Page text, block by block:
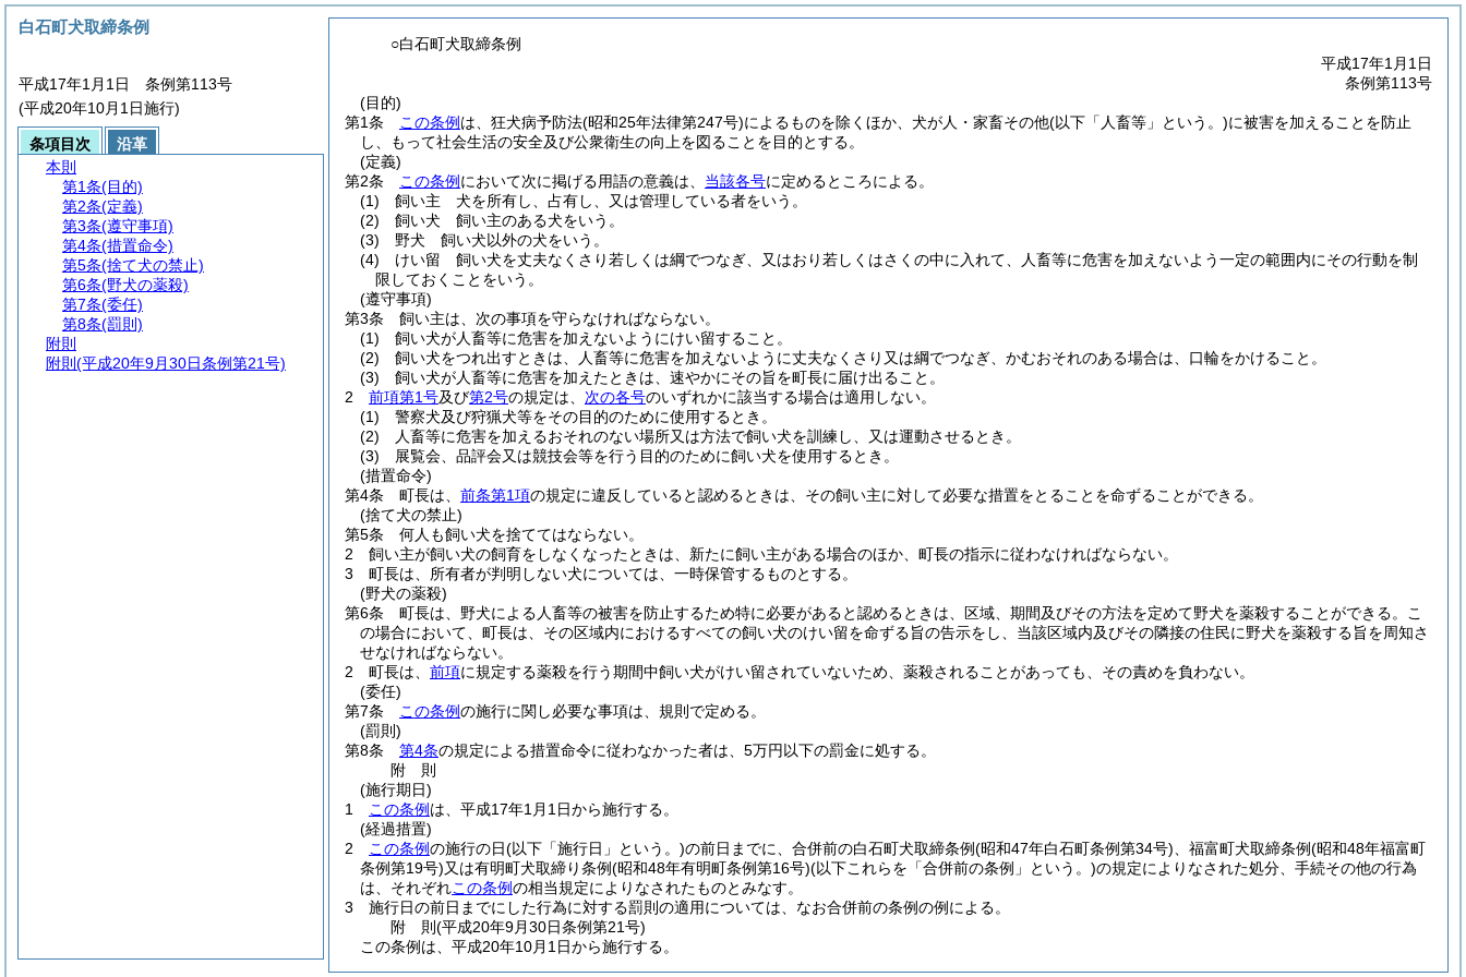
○白石町犬取締条例
平成17年1月1日
条例第113号
(目的)
第1条
この条例 は、狂犬病予防法(昭和25年法律第247号)によるものを除くほか、犬が人・家畜その他(以下「人畜等」という。)に被害を加えることを防止
し、もって社会生活の安全及び公衆衛生の向上を図ることを目的とする。
(定義)
第2条
この条例 において次に掲げる用語の意義は、 当該各号に定めるところによる。
(1)
飼い主 犬を所有し、占有し、又は管理している者をいう。
(2)
飼い犬 飼い主のある犬をいう。
(3)
野犬 飼い犬以外の犬をいう。
(4)
けい留 飼い犬を丈夫なくさり若しくは綱でつなぎ、又はおり若しくはさくの中に入れて、人畜等に危害を加えないよう一定の範囲内にその行動を制
限しておくことをいう。
(遵守事項)
第3条
飼い主は、次の事項を守らなければならない。
(1)
飼い犬が人畜等に危害を加えないようにけい留すること。
(2)
飼い犬をつれ出すときは、人畜等に危害を加えないように丈夫なくさり又は綱でつなぎ、かむおそれのある場合は、口輪をかけること。
(3)
飼い犬が人畜等に危害を加えたときは、速やかにその旨を町長に届け出ること。
2
前項第1号及び第2号の規定は、 次の各号のいずれかに該当する場合は適用しない。
(1)
警察犬及び狩猟犬等をその目的のために使用するとき。
(2)
人畜等に危害を加えるおそれのない場所又は方法で飼い犬を訓練し、又は運動させるとき。
(3)
展覧会、品評会又は競技会等を行う目的のために飼い犬を使用するとき。
(措置命令)
第4条
町長は、 前条第1項の規定に違反していると認めるときは、その飼い主に対して必要な措置をとることを命ずることができる。
(捨て犬の禁止)
第5条
何人も飼い犬を捨ててはならない。
2
飼い主が飼い犬の飼育をしなくなったときは、新たに飼い主がある場合のほか、町長の指示に従わなければならない。
3
町長は、所有者が判明しない犬については、一時保管するものとする。
(野犬の薬殺)
第6条
町長は、野犬による人畜等の被害を防止するため特に必要があると認めるときは、区域、期間及びその方法を定めて野犬を薬殺することができる。
こ
の場合において、町長は、その区域内におけるすべての飼い犬のけい留を命ずる旨の告示をし、当該区域内及びその隣接の住民に野犬を薬殺する旨を周知さ
せなければならない。
2
町長は、 前項に規定する薬殺を行う期間中飼い犬がけい留されていないため、薬殺されることがあっても、その責めを負わない。
(委任)
第7条
この条例の施行に関し必要な事項は、規則で定める。
(罰則)
第8条
第4条の規定による措置命令に従わなかった者は、5万円以下の罰金に処する。
附 則
(施行期日)
1
この条例 は、平成17年1月1日から施行する。
(経過措置)
2
この条例の施行の日(以下「施行日」という。)の前日までに、合併前の白石町犬取締条例(昭和47年白石町条例第34号) 、福富町犬取締条例(昭和48年福富町
条例第19号)又は有明町犬取締り条例(昭和48年有明町条例第16号)(以下これらを「合併前の条例」という。)の規定によりなされた処分、手続その他の行為
は、それぞれこの条例の相当規定によりなされたものとみなす。
3
施行日の前日までにした行為に対する罰則の適用については、なお合併前の条例の例による。
附 則(平成20年9月30日条例第21号)
この条例は、平成20年10月1日から施行する。
白石町犬取締条例
平成17年1月1日 条例第113号
(平成20年10月1日施行)
条項目次
沿革
本則
第1条(目的)
第2条(定義)
第3条(遵守事項)
第4条(措置命令)
第5条(捨て犬の禁止)
第6条(野犬の薬殺)
第7条(委任)
第8条(罰則)
附則
附則 (平成20年9月30日条例第21号)